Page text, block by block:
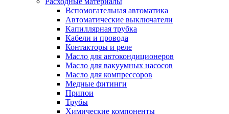
Вспомогательная автоматика
Автоматические выключатели
Капиллярная трубка
Кабели и провода
Контакторы и реле
Масло для автокондиционеров
Масло для вакуумных насосов
Масло для компрессоров
Медные фитинги
Припои
Трубы
Химические компоненты